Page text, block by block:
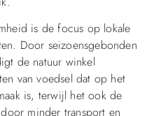
is de focus op lokale
Door seizoensgebonden
de natuur winkel
van voedsel dat op het
is, terwijl het ook de
minder transport en